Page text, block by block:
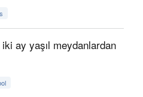
ay yaşıl meydanlardan